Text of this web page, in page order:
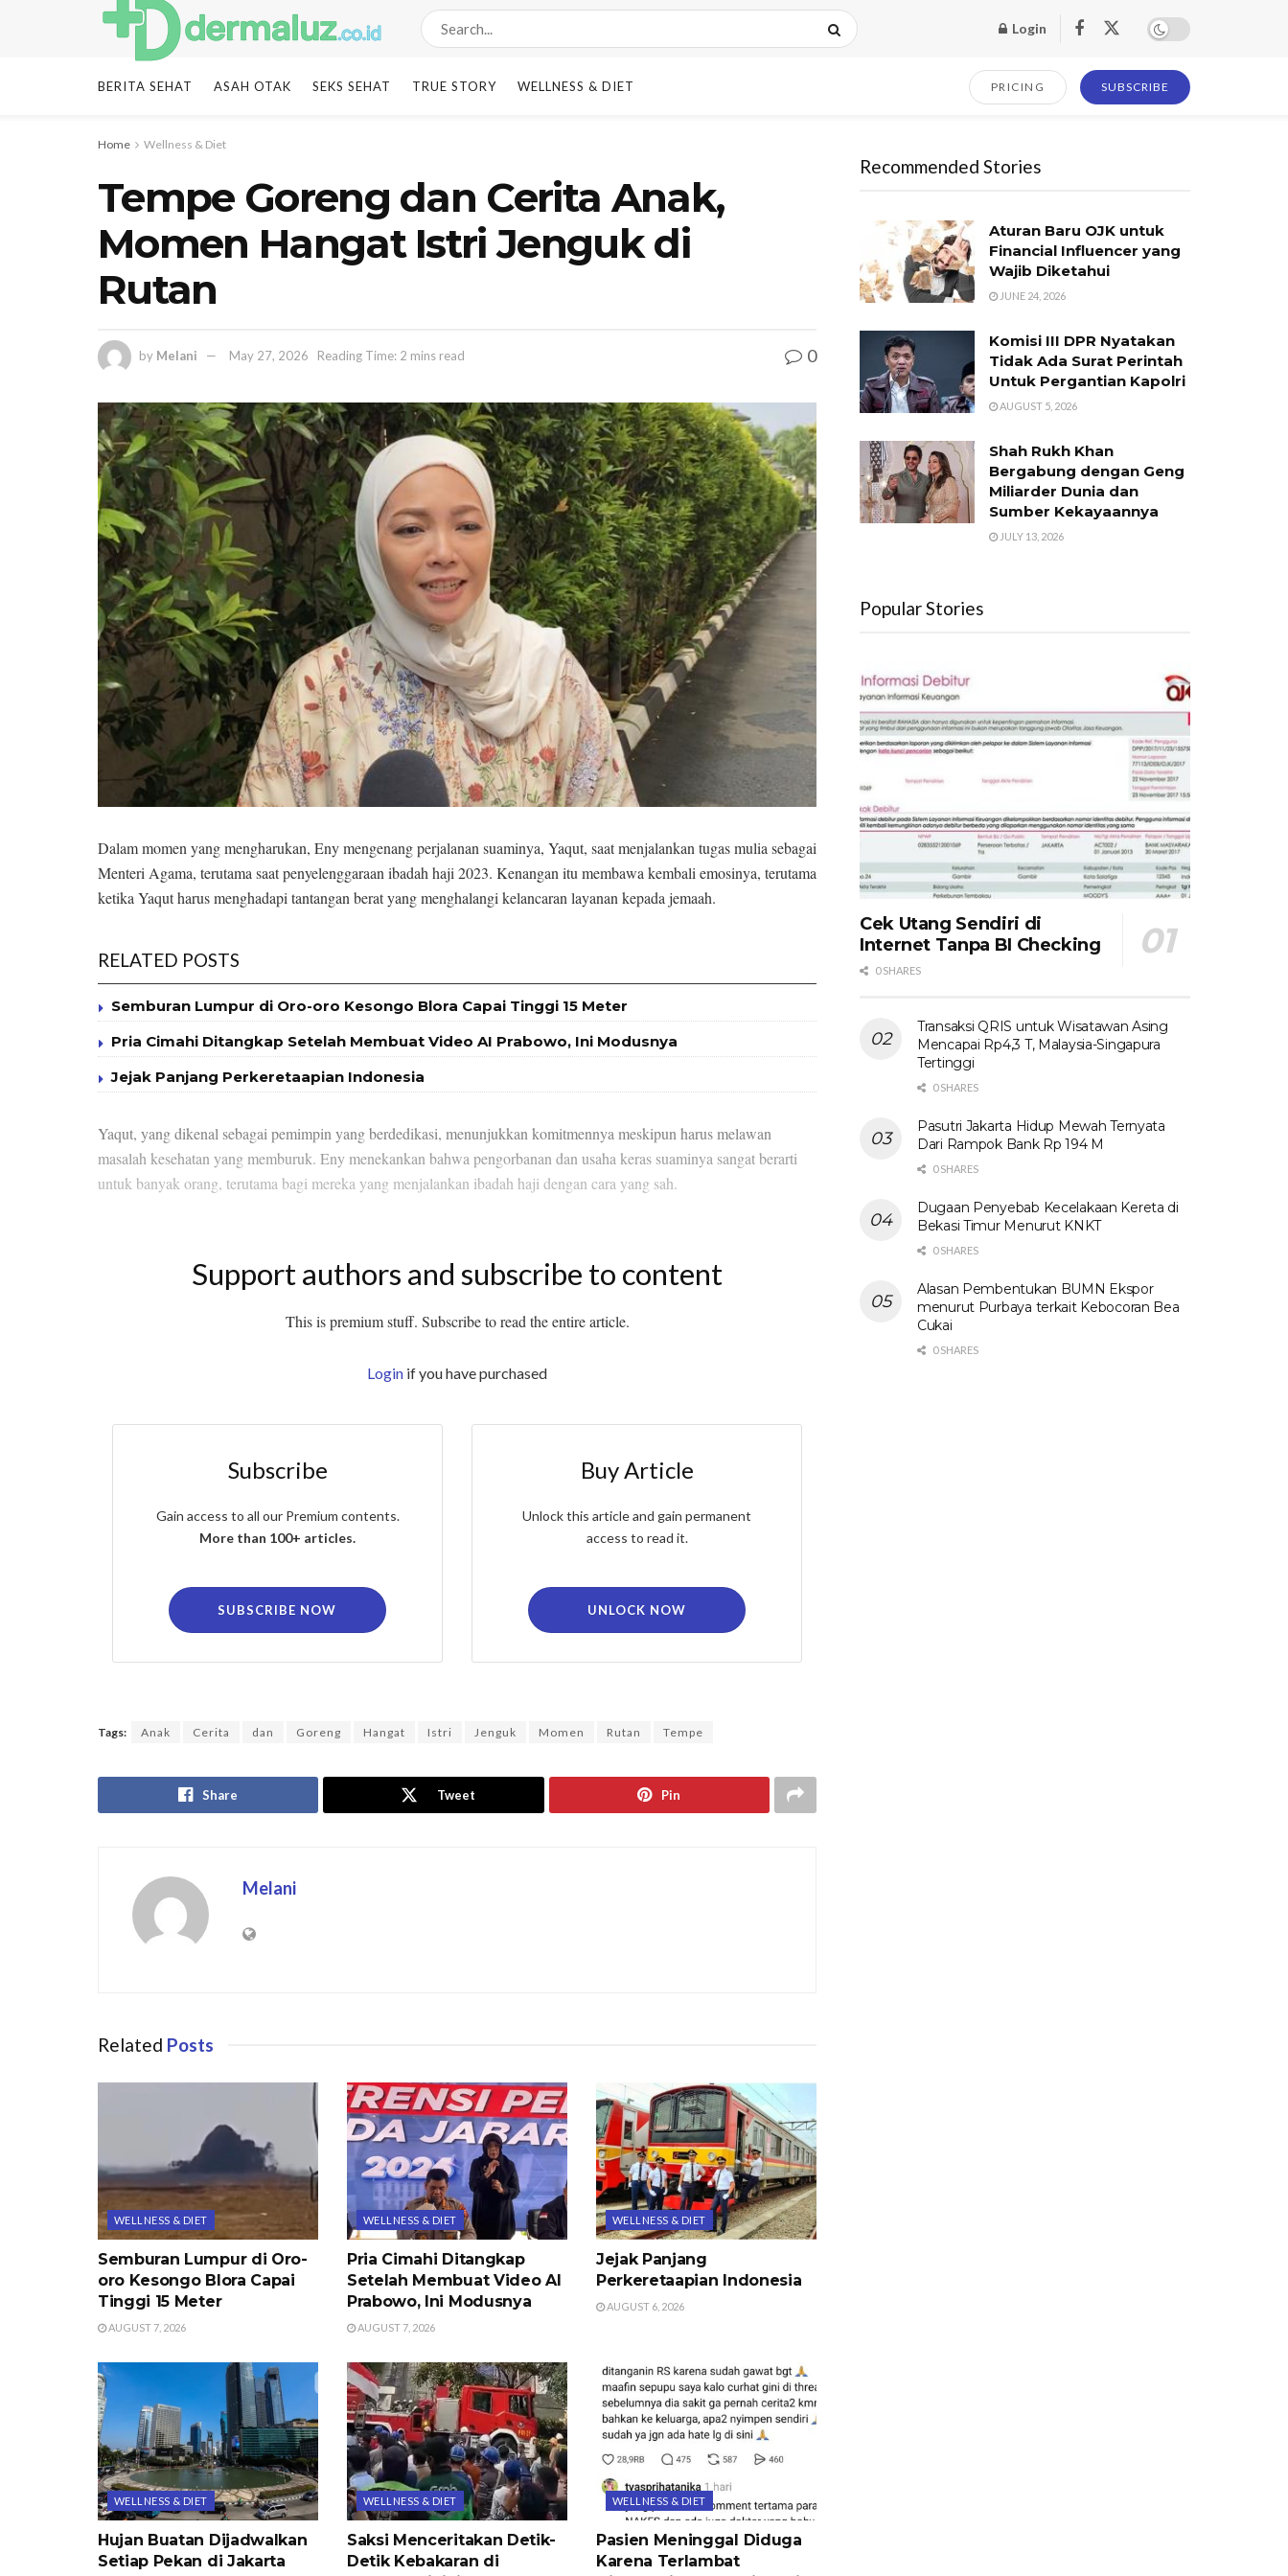
Login
BERITA SEHAT ASAH OTAK SEKS SEHAT TRUE STORY WELLNESS & DIET PRICING SUBSCRIBE
Home Wellness & Diet
Tempe Goreng dan Cerita Anak,
Momen Hangat Istri Jenguk di
Rutan
by Melani May 27, 2026 Reading Time: 2 mins read 0
Dalam momen yang mengharukan, Eny mengenang perjalanan suaminya, Yaqut, saat menjalankan tugas mulia sebagai
Menteri Agama, terutama saat penyelenggaraan ibadah haji 2023. Kenangan itu membawa kembali emosinya, terutama
ketika Yaqut harus menghadapi tantangan berat yang menghalangi kelancaran layanan kepada jemaah.
RELATED POSTS
Semburan Lumpur di Oro-oro Kesongo Blora Capai Tinggi 15 Meter
Pria Cimahi Ditangkap Setelah Membuat Video AI Prabowo, Ini Modusnya
Jejak Panjang Perkeretaapian Indonesia
Yaqut, yang dikenal sebagai pemimpin yang berdedikasi, menunjukkan komitmennya meskipun harus melawan
masalah kesehatan yang memburuk. Eny menekankan bahwa pengorbanan dan usaha keras suaminya sangat berarti
untuk banyak orang, terutama bagi mereka yang menjalankan ibadah haji dengan cara yang sah.
Support authors and subscribe to content
This is premium stuff. Subscribe to read the entire article.
Login if you have purchased
Subscribe
Gain access to all our Premium contents.
More than 100+ articles.
SUBSCRIBE NOW
Buy Article
Unlock this article and gain permanent
access to read it.
UNLOCK NOW
Tags: Anak Cerita dan Goreng Hangat Istri Jenguk Momen Rutan Tempe
Share Tweet Pin
Melani
Related Posts
WELLNESS & DIET
Semburan Lumpur di Oro-
oro Kesongo Blora Capai
Tinggi 15 Meter
AUGUST 7, 2026
WELLNESS & DIET
Pria Cimahi Ditangkap
Setelah Membuat Video AI
Prabowo, Ini Modusnya
AUGUST 7, 2026
WELLNESS & DIET
Jejak Panjang
Perkeretaapian Indonesia
AUGUST 6, 2026
WELLNESS & DIET
Hujan Buatan Dijadwalkan
Setiap Pekan di Jakarta
WELLNESS & DIET
Saksi Menceritakan Detik-
Detik Kebakaran di
WELLNESS & DIET
Pasien Meninggal Diduga
Karena Terlambat
Recommended Stories
Aturan Baru OJK untuk
Financial Influencer yang
Wajib Diketahui
JUNE 24, 2026
Komisi III DPR Nyatakan
Tidak Ada Surat Perintah
Untuk Pergantian Kapolri
AUGUST 5, 2026
Shah Rukh Khan
Bergabung dengan Geng
Miliarder Dunia dan
Sumber Kekayaannya
JULY 13, 2026
Popular Stories
Cek Utang Sendiri di
Internet Tanpa BI Checking
0 SHARES
Transaksi QRIS untuk Wisatawan Asing
Mencapai Rp4,3 T, Malaysia-Singapura
Tertinggi
0 SHARES
Pasutri Jakarta Hidup Mewah Ternyata
Dari Rampok Bank Rp 194 M
0 SHARES
Dugaan Penyebab Kecelakaan Kereta di
Bekasi Timur Menurut KNKT
0 SHARES
Alasan Pembentukan BUMN Ekspor
menurut Purbaya terkait Kebocoran Bea
Cukai
0 SHARES